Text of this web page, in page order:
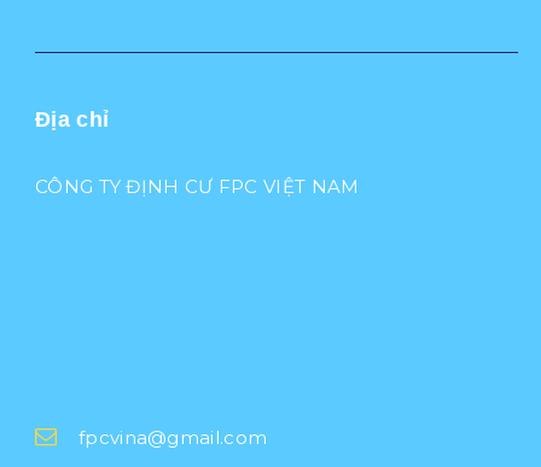
Địa chỉ
CÔNG TY ĐỊNH CƯ FPC VIỆT NAM
fpcvina@gmail.com